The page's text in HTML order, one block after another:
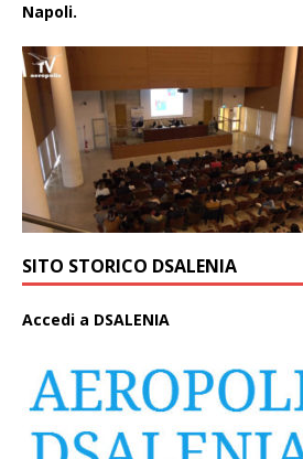
Napoli.
SITO STORICO DSALENIA
Accedi a DSALENIA